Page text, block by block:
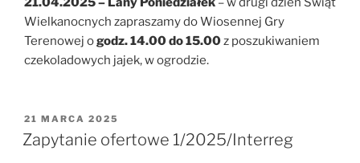
Wielkanocnych zapraszamy do Wiosennej Gry
Terenowej ogodz. 14.00 do 15.00z poszukiwaniem
czekoladowych jajek, w ogrodzie.
OPUBLIKOWANE
W
21 MARCA 2025
Zapytanie ofertowe 1/2025/Interreg